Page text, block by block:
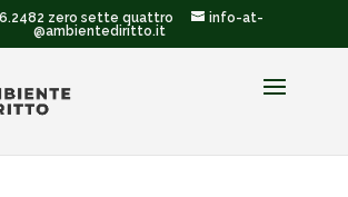
zero sette quattro
info-at-
@ambientediritto.it